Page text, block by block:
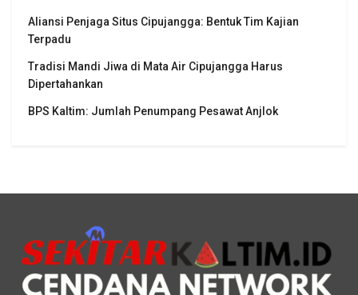
Aliansi Penjaga Situs Cipujangga: Bentuk Tim Kajian
Terpadu
Tradisi Mandi Jiwa di Mata Air Cipujangga Harus
Dipertahankan
BPS Kaltim: Jumlah Penumpang Pesawat Anjlok